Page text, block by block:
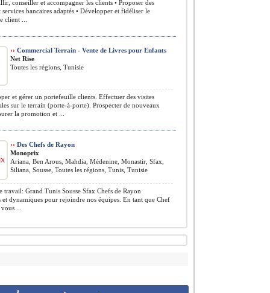
conseiller et accompagner les clients • Proposer des
bancaires adaptés • Développer et fidéliser le
client ...
›› Commercial Terrain - Vente de Livres pour Enfants
Net Rise
Toutes les régions, Tunisie
et gérer un portefeuille clients. Effectuer des visites
sur le terrain (porte-à-porte). Prospecter de nouveaux
la promotion et ...
›› Des Chefs de Rayon
Monoprix
Ariana, Ben Arous, Mahdia, Médenine, Monastir, Sfax,
Siliana, Sousse, Toutes les régions, Tunis, Tunisie
Grand Tunis Sousse Sfax Chefs de Rayon
et dynamiques pour rejoindre nos équipes. En tant que Chef
...